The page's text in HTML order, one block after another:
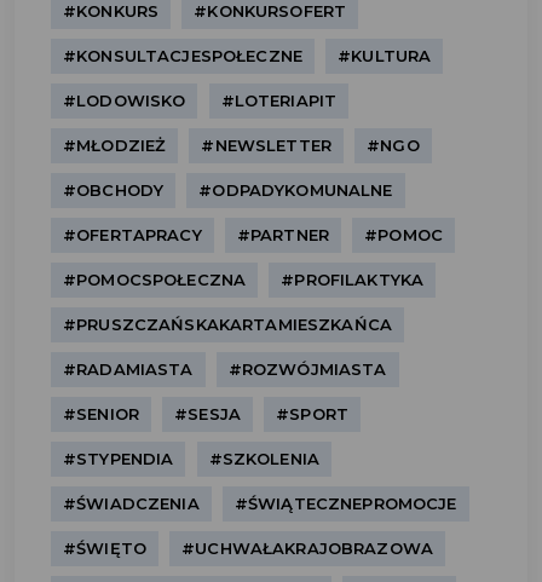
#KONKURS #KONKURSOFERT
#KONSULTACJESPOŁECZNE #KULTURA
#LODOWISKO #LOTERIAPIT
#MŁODZIEŻ #NEWSLETTER #NGO
#OBCHODY #ODPADYKOMUNALNE
#OFERTAPRACY #PARTNER #POMOC
#POMOCSPOŁECZNA #PROFILAKTYKA
#PRUSZCZAŃSKAKARTAMIESZKAŃCA
#RADAMIASTA #ROZWÓJMIASTA
#SENIOR #SESJA #SPORT
#STYPENDIA #SZKOLENIA
#ŚWIADCZENIA #ŚWIĄTECZNEPROMOCJE
#ŚWIĘTO #UCHWAŁAKRAJOBRAZOWA